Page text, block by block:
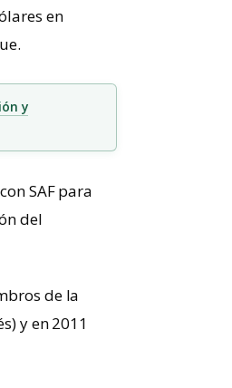
en
y
con SAF para
del
de la
y en 2011